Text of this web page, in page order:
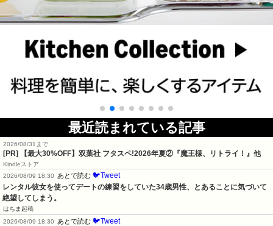
最近読まれている記事
2026/08/31まで
[PR] 【最大30%OFF】双葉社 フタスペ!2026年夏②『魔王様、リトライ！』他
Kindleストア
2026/08/09 18:30
あとで読む 🐦Tweet
レンタル彼女を使ってデートの練習をしていた34歳男性、とあることに気づいて
絶望してしまう。
はちま起稿
2026/08/09 18:30
あとで読む 🐦Tweet